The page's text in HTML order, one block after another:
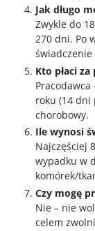
Jak długo
Zwykle do
270 dni. Po
Kto płaci
roku (14 dni
chorobowy.
Ile wynosi
Najczęściej
wypadku w
komórek/
Czy mogę
Nie – nie
celem